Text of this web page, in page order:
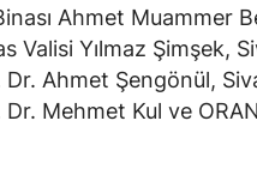
Ahmet Muammer
Valisi Yılmaz Şimşek,
Ahmet Şengönül,
Mehmet Kul ve